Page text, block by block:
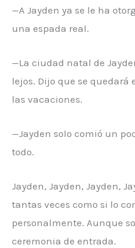
—A Jayden ya se le ha
una espada real.
—La ciudad natal de
lejos. Dijo que se
las vacaciones.
—Jayden solo comió un
todo.
Jayden, Jayden, Jayden,
tantas veces como si lo
personalmente. Aunque
ceremonia de entrada.